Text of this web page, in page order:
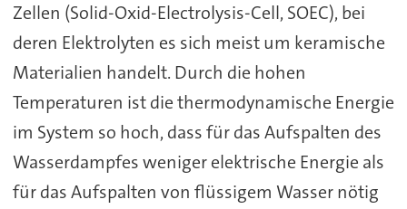
Zellen (Solid-Oxid-Electrolysis-Cell, SOEC), bei
deren Elektrolyten es sich meist um keramische
Materialien handelt. Durch die hohen
Temperaturen ist die thermodynamische Energie
im System so hoch, dass für das Aufspalten des
Wasserdampfes weniger elektrische Energie als
für das Aufspalten von flüssigem Wasser nötig